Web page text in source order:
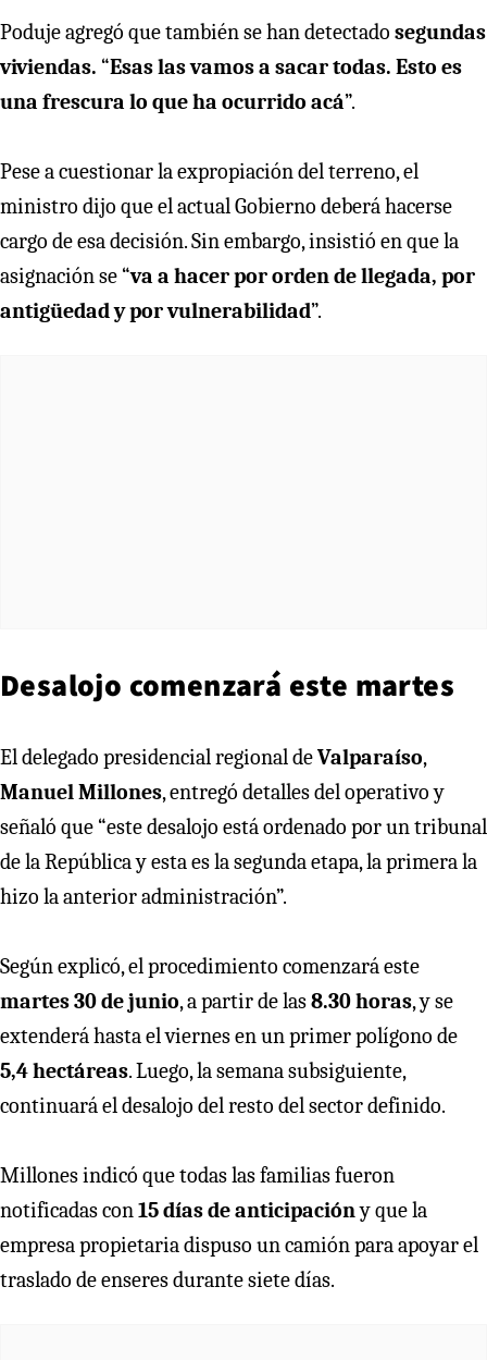
Poduje agregó que también se han detectado segundas
viviendas. “Esas las vamos a sacar todas. Esto es
una frescura lo que ha ocurrido acá”.
Pese a cuestionar la expropiación del terreno, el
ministro dijo que el actual Gobierno deberá hacerse
cargo de esa decisión. Sin embargo, insistió en que la
asignación se “va a hacer por orden de llegada, por
antigüedad y por vulnerabilidad”.
Desalojo comenzará este martes
El delegado presidencial regional deValparaíso,
Manuel Millones, entregó detalles del operativo y
señaló que “este desalojo está ordenado por un tribunal
de la República y esta es la segunda etapa, la primera la
hizo la anterior administración”.
Según explicó, el procedimiento comenzará este
martes 30 de junio, a partir de las8.30 horas, y se
extenderá hasta el viernes en un primer polígono de
5,4 hectáreas. Luego, la semana subsiguiente,
continuará el desalojo del resto del sector definido.
Millones indicó que todas las familias fueron
notificadas con 15 días de anticipacióny que la
empresa propietaria dispuso un camión para apoyar el
traslado de enseres durante siete días.